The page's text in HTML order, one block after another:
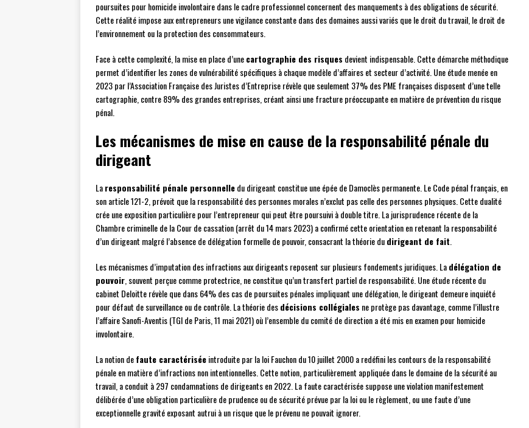
poursuites pour homicide involontaire dans le cadre professionnel concernent des manquements à des obligations de sécurité.
Cette réalité impose aux entrepreneurs une vigilance constante dans des domaines aussi variés que le droit du travail, le droit de
l’environnement ou la protection des consommateurs.
Face à cette complexité, la mise en place d’unecartographie des risques devient indispensable. Cette démarche méthodique
permet d’identifier les zones de vulnérabilité spécifiques à chaque modèle d’affaires et secteur d’activité. Une étude menée en
2023 par l’Association Française des Juristes d’Entreprise révèle que seulement 37% des PME françaises disposent d’une telle
cartographie, contre 89% des grandes entreprises, créant ainsi une fracture préoccupante en matière de prévention du risque
pénal.
Les mécanismes de mise en cause de la responsabilité pénale du
dirigeant
Laresponsabilité pénale personnelledu dirigeant constitue une épée de Damoclès permanente. Le Code pénal français, en
son article 121-2, prévoit que la responsabilité des personnes morales n’exclut pas celle des personnes physiques. Cette dualité
crée une exposition particulière pour l’entrepreneur qui peut être poursuivi à double titre. La jurisprudence récente de la
Chambre criminelle de la Cour de cassation (arrêt du 14 mars 2023) a confirmé cette orientation en retenant la responsabilité
d’un dirigeant malgré l’absence de délégation formelle de pouvoir, consacrant la théorie dudirigeant de fait
Les mécanismes d’imputation des infractions aux dirigeants reposent sur plusieurs fondements juridiques. Ladélégation de
pouvoir , souvent perçue comme protectrice, ne constitue qu’un transfert partiel de responsabilité. Une étude récente du
cabinet Deloitte révèle que dans 64% des cas de poursuites pénales impliquant une délégation, le dirigeant demeure inquiété
pour défaut de surveillance ou de contrôle. La théorie desdécisions collégiales ne protège pas davantage, comme l’illustre
l’affaire Sanofi-Aventis (TGI de Paris, 11 mai 2021) où l’ensemble du comité de direction a été mis en examen pour homicide
involontaire.
La notion defaute caractériséeintroduite par la loi Fauchon du 10 juillet 2000 a redéfini les contours de la responsabilité
pénale en matière d’infractions non intentionnelles. Cette notion, particulièrement appliquée dans le domaine de la sécurité au
travail, a conduit à 297 condamnations de dirigeants en 2022. La faute caractérisée suppose une violation manifestement
délibérée d’une obligation particulière de prudence ou de sécurité prévue par la loi ou le règlement, ou une faute d’une
exceptionnelle gravité exposant autrui à un risque que le prévenu ne pouvait ignorer.